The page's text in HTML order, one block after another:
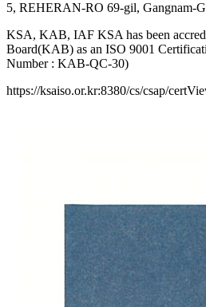
5, REHERAN-RO 69-gil, Gangnam-
KSA, KAB, IAF KSA has been
Board(KAB) as an ISO 9001
Number : KAB-QC-30)
https://ksaiso.or.kr:8380/cs/csap/